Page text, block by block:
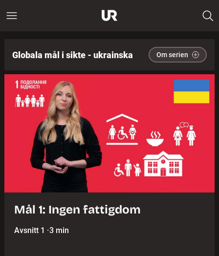
Globala mål i sikte - ukrainska Om serien
Mål 1: Ingen fattigdom
Avsnitt 1 ·3 min